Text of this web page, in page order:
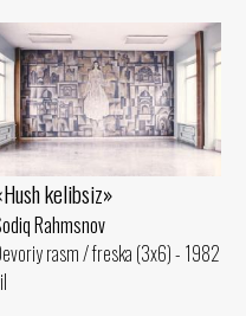
kelibsiz»
Rahmsnov
rasm / freska (3x6) - 1982